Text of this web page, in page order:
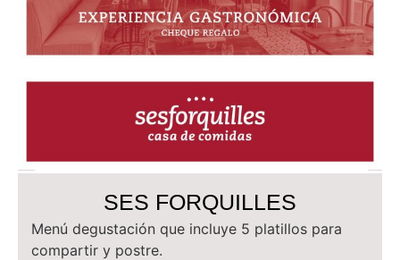
SES FORQUILLES
Menú degustación que incluye 5 platillos para
compartir y postre.